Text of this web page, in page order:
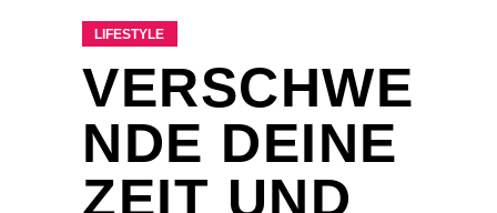
LIFESTYLE
VERSCHWE
NDE DEINE
ZEIT UND